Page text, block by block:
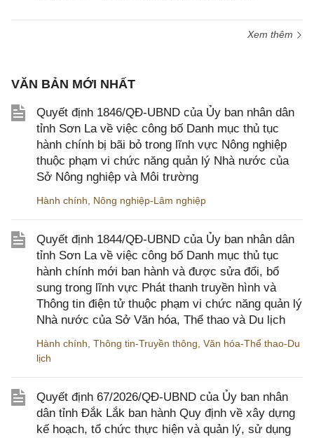
Xem thêm
VĂN BẢN MỚI NHẤT
Quyết định 1846/QĐ-UBND của Ủy ban nhân dân
tỉnh Sơn La về việc công bố Danh mục thủ tục
hành chính bị bãi bỏ trong lĩnh vực Nông nghiệp
thuộc phạm vi chức năng quản lý Nhà nước của
Sở Nông nghiệp và Môi trường
Hành chính Nông nghiệp-Lâm nghiệp
Quyết định 1844/QĐ-UBND của Ủy ban nhân dân
tỉnh Sơn La về việc công bố Danh mục thủ tục
hành chính mới ban hành và được sửa đổi, bổ
sung trong lĩnh vực Phát thanh truyền hình và
Thông tin điện tử thuộc phạm vi chức năng quản lý
Nhà nước của Sở Văn hóa, Thể thao và Du lịch
Hành chính Thông tin-Truyền thông Văn hóa-Thể thao-Du
lịch
Quyết định 67/2026/QĐ-UBND của Ủy ban nhân
dân tỉnh Đắk Lắk ban hành Quy định về xây dựng
kế hoạch, tổ chức thực hiện và quản lý, sử dụng